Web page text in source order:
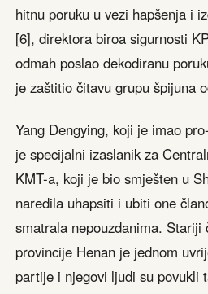
hitnu poruku u vezi hapšenja i
[6], direktora biroa sigurnosti
odmah poslao dekodiranu
je zaštitio čitavu grupu špijuna
Yang Dengying, koji je imao
je specijalni izaslanik za
KMT-a, koji je bio smješten u
naredila uhapsiti i ubiti one
smatrala nepouzdanima. Stariji
provincije Henan je jednom
partije i njegovi ljudi su povukli